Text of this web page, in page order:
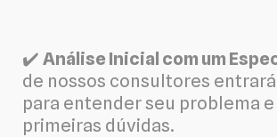
✔️ Análise Inicial com um
de nossos consultores
para entender seu problema
primeiras dúvidas.